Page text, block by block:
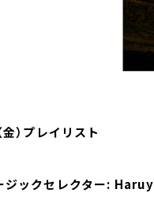
）プレイリスト
ジックセレクター: Haruy